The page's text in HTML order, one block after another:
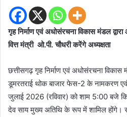
गृह निर्माण एवं अधोसंरचना विकास मंडल
वित्त मंत्री ओ.पी. चौधरी करेंगे अध्यक्षता
छत्तीसगढ़ गृह निर्माण एवं अधोसंरचना विकास
डूमरतराई थोक बाजार फेस-2 के नामकरण
जुलाई 2026 (रविवार) को शाम 5:00 बजे
देव साय मुख्य अतिथि के रूप में शामिल होंगे।